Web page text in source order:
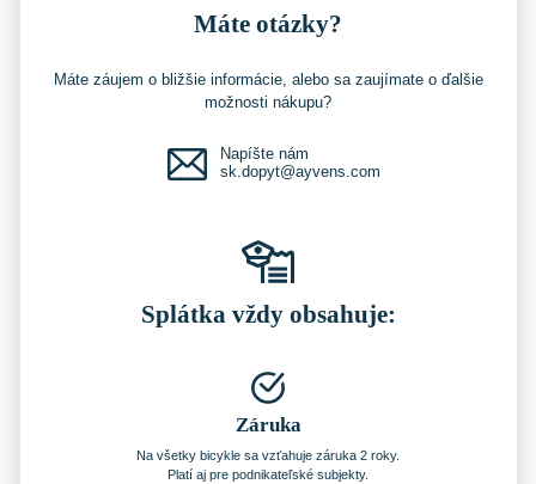
Máte otázky?
Máte záujem o bližšie informácie, alebo sa zaujímate o ďalšie
možnosti nákupu?
Napíšte nám
sk.dopyt@ayvens.com
Splátka vždy obsahuje:
Záruka
Na všetky bicykle sa vzťahuje záruka 2 roky.
Platí aj pre podnikateľské subjekty.